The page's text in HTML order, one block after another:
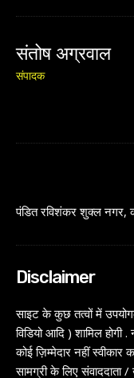
संतोष अग्रवाल
संपादक
पंडित रविशंकर शुक्ल नगर,
Disclaimer
साइट के कुछ तत्वों में
विडियो आदि ) शामिल
कोई ज़िम्मेदार नहीं
सामग्री के लिए संवाददाता